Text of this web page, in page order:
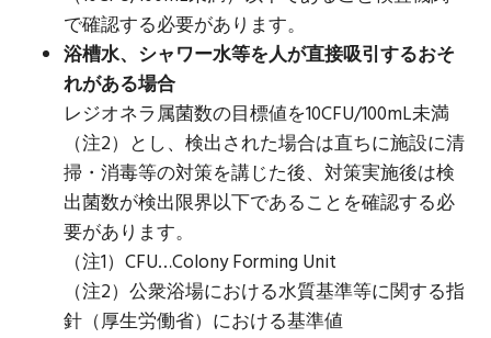
で確認する必要があります。
浴槽水、シャワー水等を人が直接吸引するおそ
れがある場合
レジオネラ属菌数の目標値を10CFU/100mL未満
（注2）とし、検出された場合は直ちに施設に清
掃・消毒等の対策を講じた後、対策実施後は検
出菌数が検出限界以下であることを確認する必
要があります。
（注1）CFU…Colony Forming Unit
（注2）公衆浴場における水質基準等に関する指
針（厚生労働省）における基準値